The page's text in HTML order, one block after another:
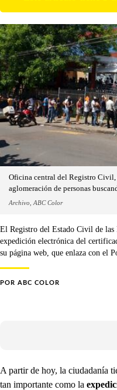
Oficina central del Registro Civil,
aglomeración de personas
Archivo, ABC Color
El Registro del Estado Civil de
expedición electrónica del
su página web, que enlaza con el
POR ABC COLOR
A partir de hoy, la ciudadanía
tan importante como la